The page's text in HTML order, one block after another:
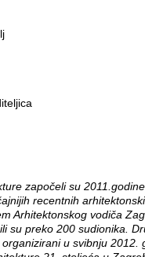
započeli su 2011.godine
recentnih
Arhitektonskog vodiča
su preko 200 sudionika.
u svibnju 2012.